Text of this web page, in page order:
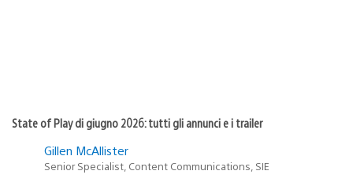
State of Play di giugno 2026: tutti gli annunci e i trailer
Gillen McAllister
Senior Specialist, Content Communications, SIE